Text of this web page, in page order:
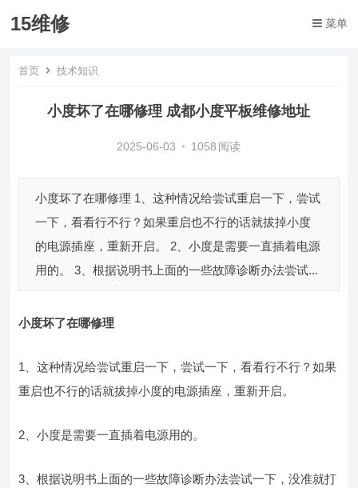
15维修 菜单
首页 技术知识
小度坏了在哪修理 成都小度平板维修地址
2025-06-03 • 1058 阅读
小度坏了在哪修理 1、这种情况给尝试重启一下，尝试
一下，看看行不行？如果重启也不行的话就拔掉小度
的电源插座，重新开启。 2、小度是需要一直插着电源
用的。 3、根据说明书上面的一些故障诊断办法尝试...
小度坏了在哪修理
1、这种情况给尝试重启一下，尝试一下，看看行不行？如果
重启也不行的话就拔掉小度的电源插座，重新开启。
2、小度是需要一直插着电源用的。
3、根据说明书上面的一些故障诊断办法尝试一下，没准就打